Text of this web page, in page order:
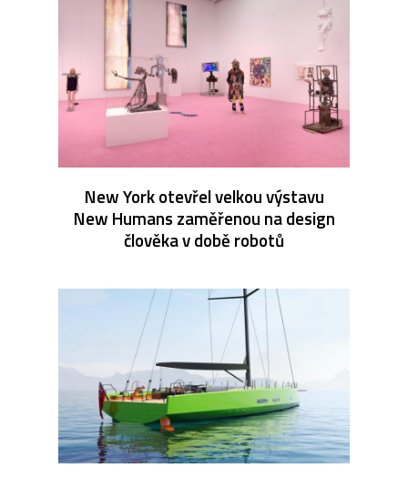
New York otevřel velkou výstavu
New Humans zaměřenou na design
člověka v době robotů